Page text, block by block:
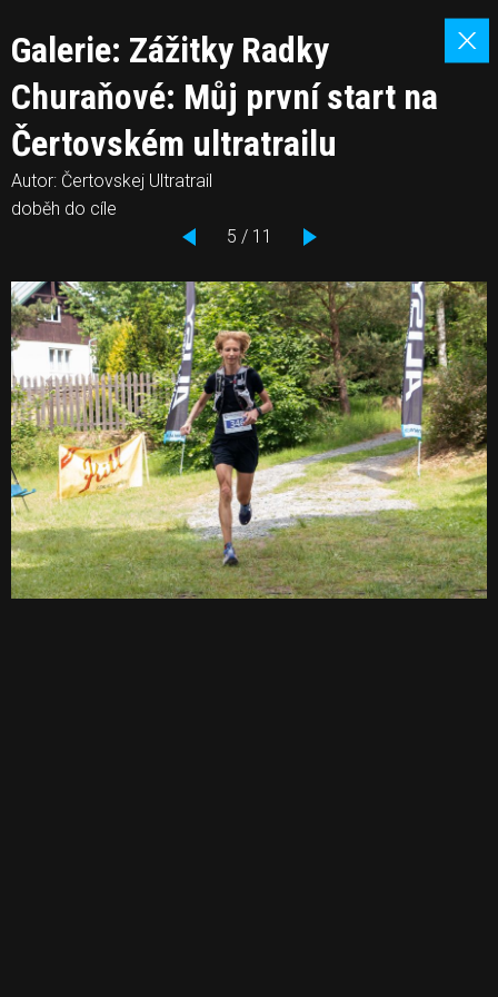
Galerie: Zážitky Radky
Churaňové: Můj první start na
Čertovském ultratrailu
Autor: Čertovskej Ultratrail
doběh do cíle
5 / 11